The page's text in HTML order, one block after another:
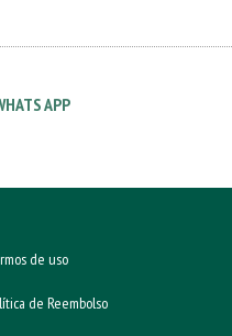
APP
de uso
de Reembolso